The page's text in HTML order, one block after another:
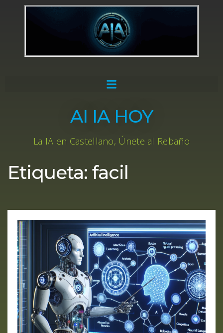
AI IA HOY
La IA en Castellano, Únete al Rebaño
Etiqueta: facil